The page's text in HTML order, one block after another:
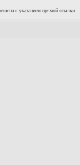
с указанием прямой ссылки